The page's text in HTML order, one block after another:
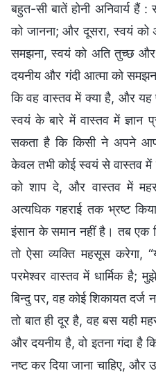
बहुत-सी बातें होनी अनिवार्य
को जानना; और दूसरा, स्वयं
समझना, स्वयं को अति तुच्छ
दयनीय और गंदी आत्मा को
कि वह वास्तव में क्या है, और यह
स्वयं के बारे में वास्तव में ज्ञान
सकता है कि किसी ने अपने
केवल तभी कोई स्वयं से वास्तव
को शाप दे, और वास्तव में
अत्यधिक गहराई तक भ्रष्ट
इंसान के समान नहीं है। तब एक
तो ऐसा व्यक्ति महसूस करेगा,
परमेश्वर वास्तव में धार्मिक है;
बिन्दु पर, वह कोई शिकायत दर्ज
तो बात ही दूर है, वह बस यही
और दयनीय है, वो इतना गंदा है
नष्ट कर दिया जाना चाहिए,